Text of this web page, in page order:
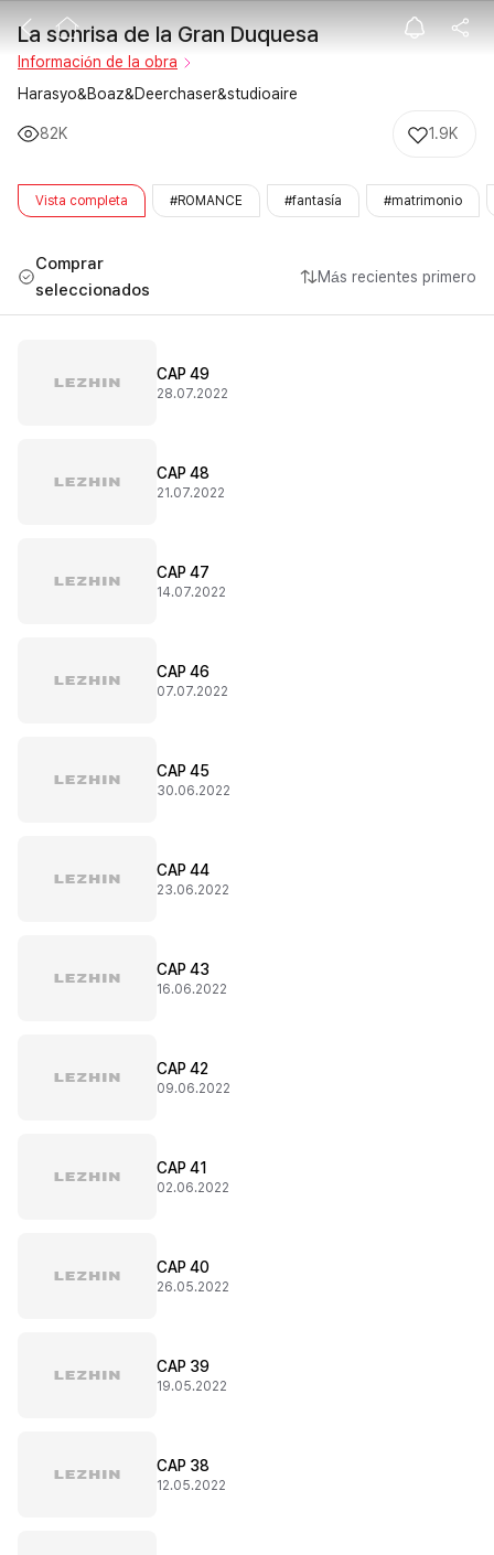
La sonrisa de
La sonrisa de la Gran Duquesa
Información de la obra
Harasyo&Boaz&Deerchaser&studioaire
82K 1.9K
Vista completa #ROMANCE #fantasía #matrimonio
Comprar
seleccionados
Más recientes primero
CAP 49
28.07.2022
CAP 48
21.07.2022
CAP 47
14.07.2022
CAP 46
07.07.2022
CAP 45
30.06.2022
CAP 44
23.06.2022
CAP 43
16.06.2022
CAP 42
09.06.2022
CAP 41
02.06.2022
CAP 40
26.05.2022
CAP 39
19.05.2022
CAP 38
12.05.2022